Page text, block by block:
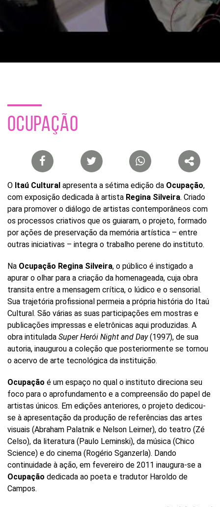
Buscar
ocupação
do
OCUPAÇÃO
compartilhamento
em
redes
sociais
O Itaú Cultural apresenta a sétima edição da Ocupação,
com exposição dedicada à artista Regina Silveira. Criado
para promover o diálogo de artistas contemporâneos com
os processos criativos que os guiaram, o projeto, formado
por ações de preservação da memória artística – entre
outras iniciativas – integra o trabalho perene do instituto.
Na Ocupação Regina Silveira, o público é instigado a
apurar o olhar para a criação da homenageada, cuja obra
transita entre a mensagem crítica, o lúdico e o sensorial.
Sua trajetória profissional permeia a própria história do Itaú
Cultural. São várias as suas participações em mostras e
publicações impressas e eletrônicas aqui produzidas. A
obra intitulada Super Herói Night and Day(1997), de sua
autoria, inaugurou a coleção que posteriormente se tornou
o acervo de arte tecnológica da instituição.
Ocupação é um espaço no qual o instituto direciona seu
foco para o aprofundamento e a compreensão do papel de
artistas únicos. Em edições anteriores, o projeto dedicou-
se à apresentação da produção de referências das artes
visuais (Abraham Palatnik e Nelson Leirner), do teatro (Zé
Celso), da literatura (Paulo Leminski), da música (Chico
Science) e do cinema (Rogério Sganzerla). Dando
continuidade à ação, em fevereiro de 2011 inaugura-se a
Ocupação dedicada ao poeta e tradutor Haroldo de
Campos.